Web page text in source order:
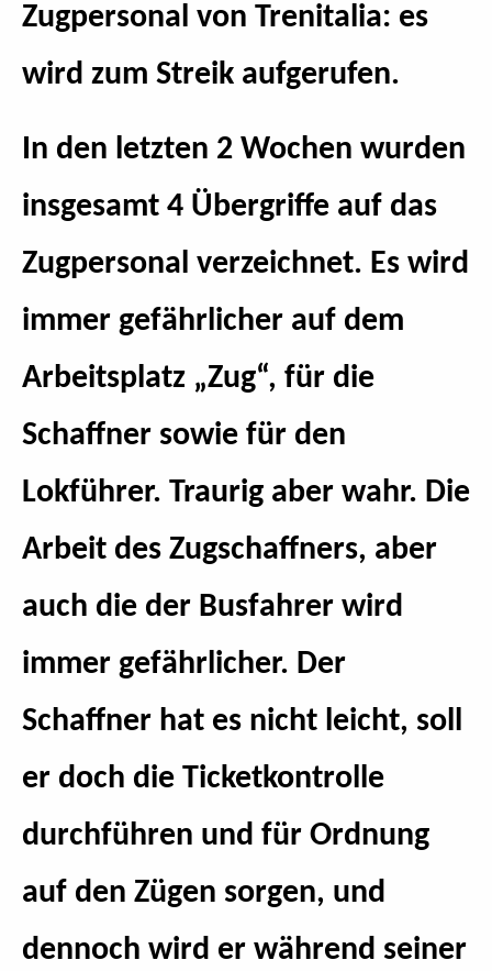
Zugpersonal von Trenitalia: es
wird zum Streik aufgerufen.
In den letzten 2 Wochen wurden
insgesamt 4 Übergriffe auf das
Zugpersonal verzeichnet. Es wird
immer gefährlicher auf dem
Arbeitsplatz „Zug“, für die
Schaffner sowie für den
Lokführer. Traurig aber wahr. Die
Arbeit des Zugschaffners, aber
auch die der Busfahrer wird
immer gefährlicher. Der
Schaffner hat es nicht leicht, soll
er doch die Ticketkontrolle
durchführen und für Ordnung
auf den Zügen sorgen, und
dennoch wird er während seiner